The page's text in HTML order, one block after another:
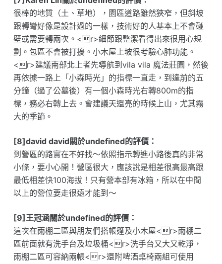
很棒的地質（土、草地），園區道路雖然狹窄，但斜坡
跟轉彎好像是設計過的一樣，技術好的人基本上不會碰
壁或需要轉兩次。<r>細節跟整潔看得出來很用心規
劃。包區不會被打擾。小木屋上坡很考驗心肺功能。
<r>建議南部北上者先導航到vila vila 魔法莊園，然後
再依據一路上「小森時光」的指標一直走，到達前的五
分鐘（過了公墓後）有一個小森時光右轉800m的指
標，務必右轉上去。會建議天還亮的時候上山，尤其霧
大的季節。
[8]david david關於undefined的評價：
到營區的路實在不好找～依照指示轉進小路後真的非常
小條，要小心開！營區很大，應該說是相差很高最高跟
最低相差快100海拔！只有營本部有冰箱，所以在中間
以上的營位要走很遠才能到～
[9]王冠涵關於undefined的評價：
這次在雨棚二區與朋友們搭帳篷及小木屋<r>雨棚二
區前面就有洗手台及垃圾桶<r>洗手台又大又乾淨，
雨棚二區可容納兩帳<r>還附啤酒桌椅兩組可使用